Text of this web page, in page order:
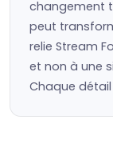
changement
peut
relie Stream
et non à une
Chaque